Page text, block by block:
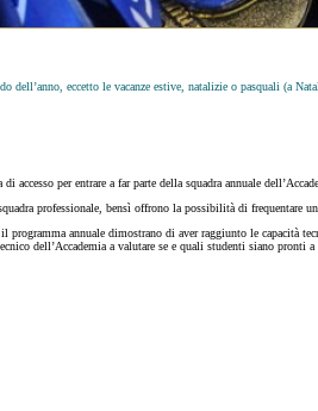
dell’anno, eccetto le vacanze estive, natalizie o pasquali (a
di accesso per entrare a far parte della squadra annuale
professionale, bensì offrono la possibilità di frequentare
annuale dimostrano di aver raggiunto le capacità
dell’Accademia a valutare se e quali studenti siano pronti